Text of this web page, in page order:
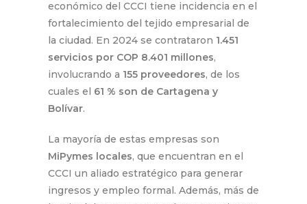
económico del CCCI tiene incidencia en el
fortalecimiento del tejido empresarial de
la ciudad. En 2024 se contrataron 1.451
servicios por COP 8.401 millones,
involucrando a 155 proveedores, de los
cuales el 61 % son de Cartagena y
Bolívar.
La mayoría de estas empresas son
MiPymes locales, que encuentran en el
CCCI un aliado estratégico para generar
ingresos y empleo formal. Además, más de